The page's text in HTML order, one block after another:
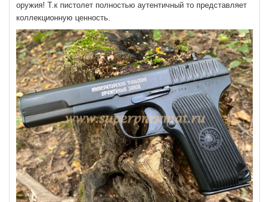
оружия! Т.к пистолет полностью аутентичный то представляет
коллекционную ценность.